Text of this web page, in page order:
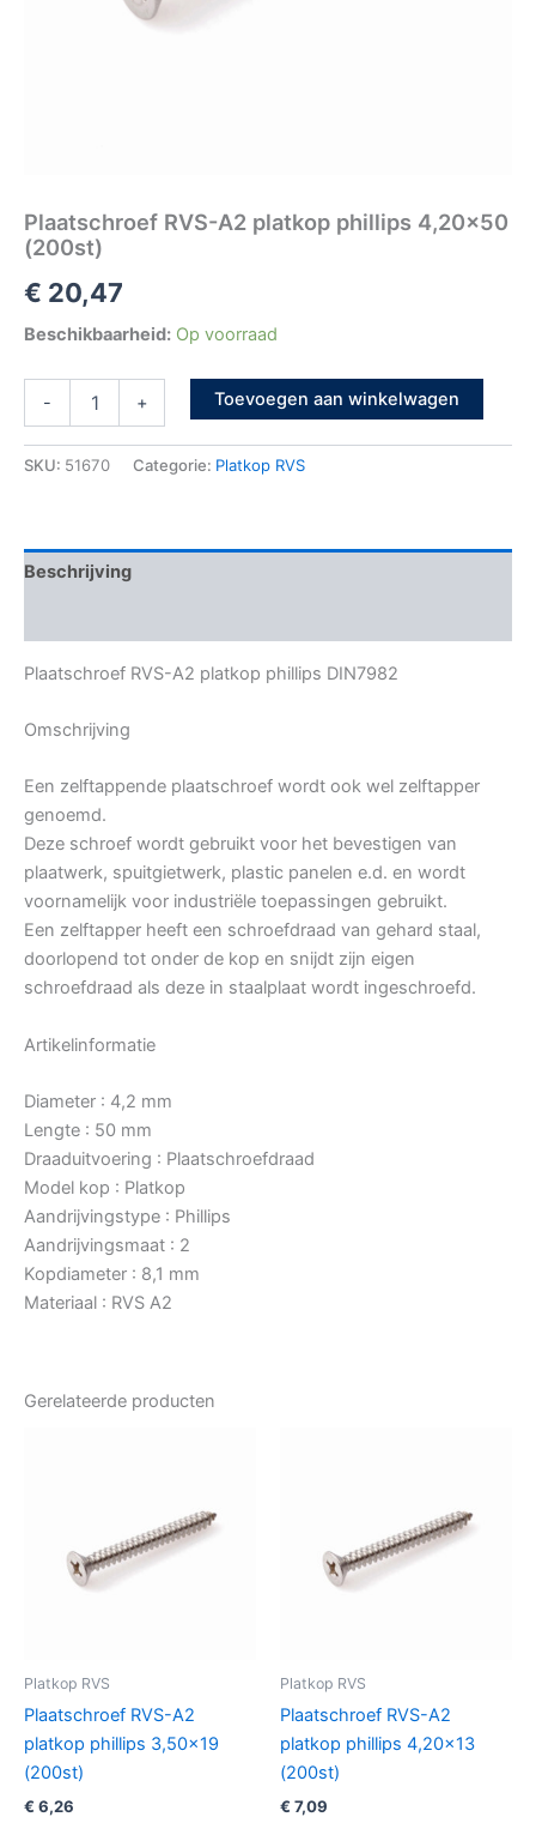
Plaatschroef RVS-A2 platkop phillips 4,20×50
(200st)
€ 20,47
Beschikbaarheid: Op voorraad
- + Toevoegen aan winkelwagen
SKU: 51670 Categorie: Platkop RVS
Beschrijving
Plaatschroef RVS-A2 platkop phillips DIN7982
Omschrijving
Een zelftappende plaatschroef wordt ook wel zelftapper
genoemd.
Deze schroef wordt gebruikt voor het bevestigen van
plaatwerk, spuitgietwerk, plastic panelen e.d. en wordt
voornamelijk voor industriële toepassingen gebruikt.
Een zelftapper heeft een schroefdraad van gehard staal,
doorlopend tot onder de kop en snijdt zijn eigen
schroefdraad als deze in staalplaat wordt ingeschroefd.
Artikelinformatie
Diameter : 4,2 mm
Lengte : 50 mm
Draaduitvoering : Plaatschroefdraad
Model kop : Platkop
Aandrijvingstype : Phillips
Aandrijvingsmaat : 2
Kopdiameter : 8,1 mm
Materiaal : RVS A2
Gerelateerde producten
Platkop RVS
Plaatschroef RVS-A2
platkop phillips 3,50×19
(200st)
€ 6,26
Platkop RVS
Plaatschroef RVS-A2
platkop phillips 4,20×13
(200st)
€ 7,09